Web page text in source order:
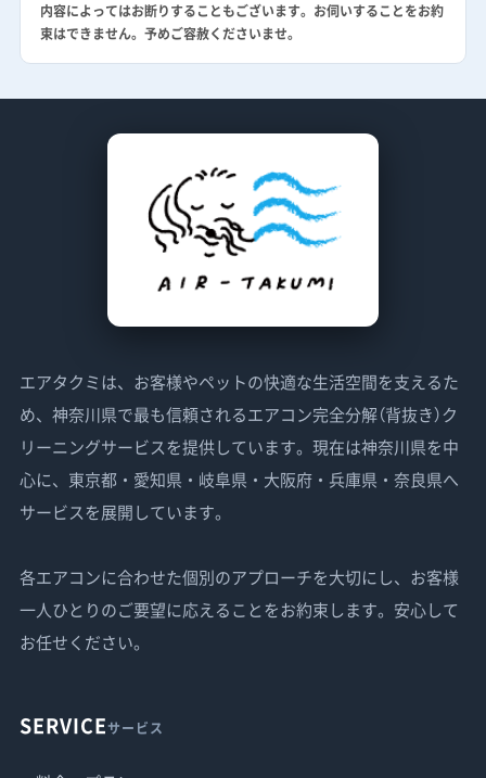
内容によってはお断りすることもございます。お伺いすることをお約
束はできません。予めご容赦くださいませ。
エアタクミは、お客様やペットの快適な生活空間を支えるた
め、神奈川県で最も信頼されるエアコン完全分解（背抜き）ク
リーニングサービスを提供しています。現在は神奈川県を中
心に、東京都・愛知県・岐阜県・大阪府・兵庫県・奈良県へ
サービスを展開しています。
各エアコンに合わせた個別のアプローチを大切にし、お客様
一人ひとりのご要望に応えることをお約束します。安心して
お任せください。
SERVICEサービス